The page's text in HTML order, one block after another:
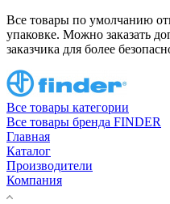
Все товары по умолчанию
упаковке. Можно заказать
заказчика для более
Все товары категории
Все товары бренда FINDER
Главная
Каталог
Производители
Компания